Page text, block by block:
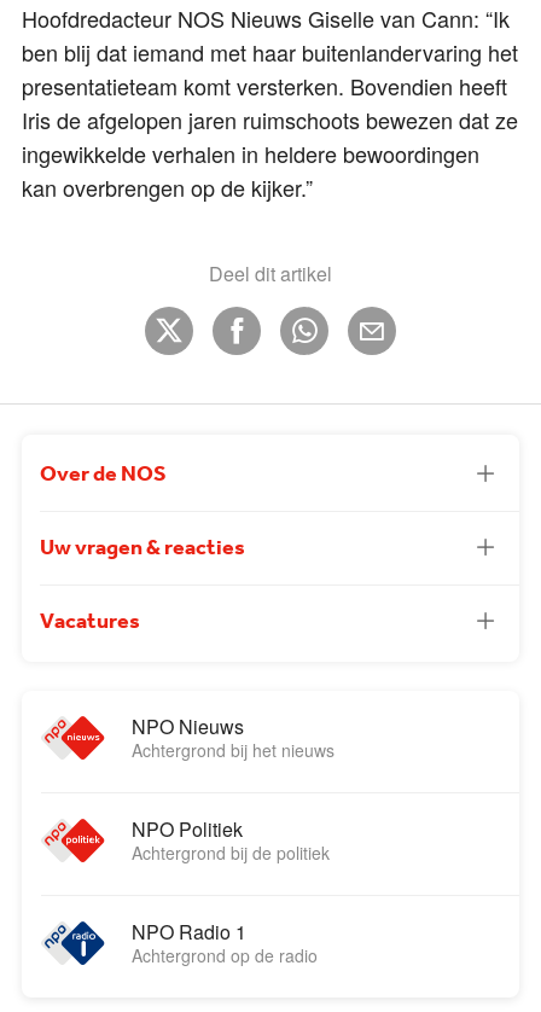
Hoofdredacteur NOS Nieuws Giselle van Cann: “Ik
ben blij dat iemand met haar buitenlandervaring het
presentatieteam komt versterken. Bovendien heeft
Iris de afgelopen jaren ruimschoots bewezen dat ze
ingewikkelde verhalen in heldere bewoordingen
kan overbrengen op de kijker.”
Deel dit artikel
Over de NOS
Uw vragen & reacties
Vacatures
NPO Nieuws
Achtergrond bij het nieuws
NPO Politiek
Achtergrond bij de politiek
NPO Radio 1
Achtergrond op de radio